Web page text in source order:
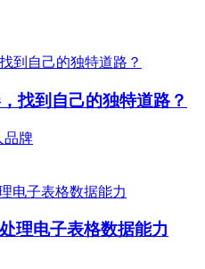
找到自己的独特道路？
品牌
理电子表格数据能力